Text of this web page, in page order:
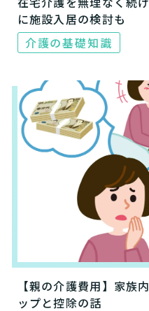
に施設入居の検討も
介護の基礎知識
【親の介護費用】家族
ップと控除の話